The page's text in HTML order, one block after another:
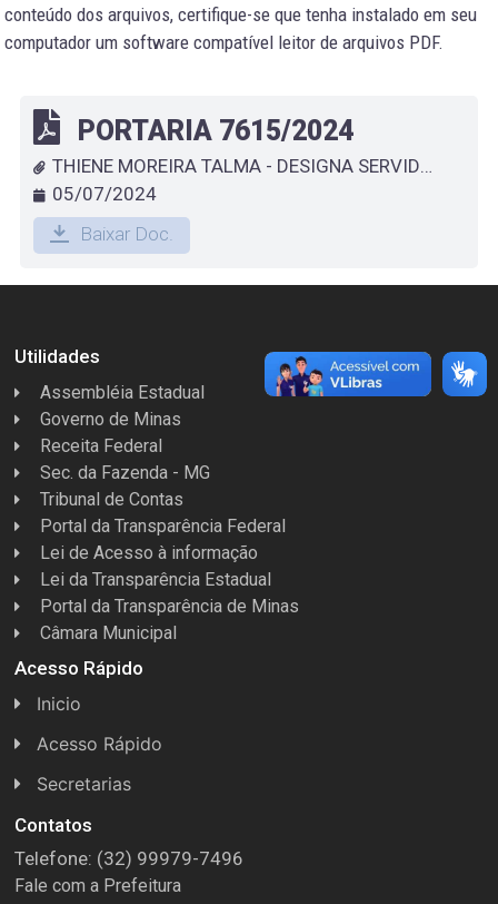
conteúdo dos arquivos, certifique-se que tenha instalado em seu
computador um software compatível leitor de arquivos PDF.
PORTARIA 7615/2024
THIENE MOREIRA TALMA - DESIGNA SERVIDOR TEMPORÁRIO QUE ESPECIFICA
05/07/2024
Baixar Doc.
Utilidades
Assembléia Estadual
Governo de Minas
Receita Federal
Sec. da Fazenda - MG
Tribunal de Contas
Portal da Transparência Federal
Lei de Acesso à informação
Lei da Transparência Estadual
Portal da Transparência de Minas
Câmara Municipal
Acesso Rápido
Inicio
Acesso Rápido
Concursos
Conselhos
Espera Feliz Antigamente
Secretarias
Licitações
Secretaria de Esportes
Contatos
Telefone: (32) 99979-7496
Fale com a Prefeitura